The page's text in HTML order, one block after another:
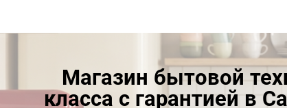
Магазин бытовой
класса с гарантией в